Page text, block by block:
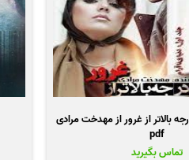
بالاتر از غرور از مهدخت مرادی
pdf
تماس بگیرید